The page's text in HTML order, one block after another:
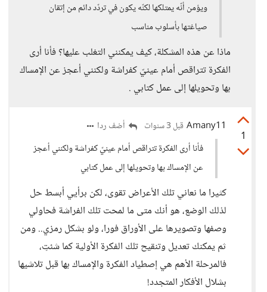
ويؤمن أنّه يمتلكها لكنّه يكون في تردّد دائم من إتقان
صياغتها بأسلوب مناسب
ماذا عن هذه المشكلة، كيف يمكنني التغلب عليها؟ فأنا أرى
الفكرة تتراقص أمام عينيّ كفراشة ولكنني أعجز عن الإمساك
بها وتحويلها إلى عمل كتابي .
1
Amany11 قبل 3 سنوات
أضف ردا
فأنا أرى الفكرة تتراقص أمام عينيّ كفراشة ولكنني أعجز
عن الإمساك بها وتحويلها إلى عمل كتابي
كثيرا ما نعاني تلك الأعراض تقوى، لكن برأيي أبسط حل
لذلك الوضع، هو أنك متى ما لمحت تلك الفراشة فحاولي
وصفها وتصويرها على الأوراق فورا، ولو بشكل رمزي.. ومن
ثم يمكنك تعديل وتنقيح تلك الفكرة الأولية كما شئتِ،
فالمرحلة الأهم هي إصطياد الفكرة والإمساك بها قبل تلاشيها
بشلال الأفكار المتجدد!